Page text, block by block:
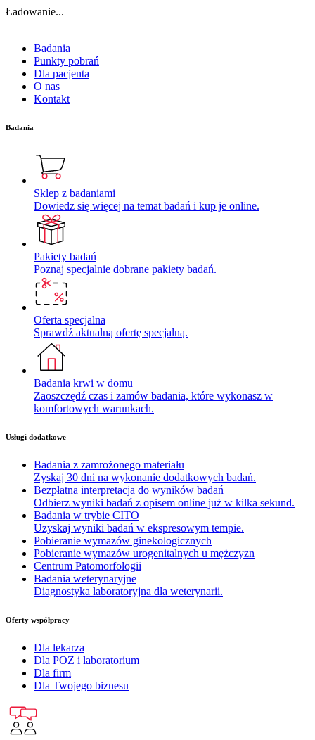
Ładowanie...
Badania
Punkty pobrań
Dla pacjenta
O nas
Kontakt
Badania
Sklep z badaniami
Dowiedz się więcej na temat badań i kup je online.
Pakiety badań
Poznaj specjalnie dobrane pakiety badań.
Oferta specjalna
Sprawdź aktualną ofertę specjalną.
Badania krwi w domu
Zaoszczędź czas i zamów badania, które wykonasz w
komfortowych warunkach.
Usługi dodatkowe
Badania z zamrożonego materiału
Zyskaj 30 dni na wykonanie dodatkowych badań.
Bezpłatna interpretacja do wyników badań
Odbierz wyniki badań z opisem online już w kilka sekund.
Badania w trybie CITO
Uzyskaj wyniki badań w ekspresowym tempie.
Pobieranie wymazów ginekologicznych
Pobieranie wymazów urogenitalnych u mężczyzn
Centrum Patomorfologii
Badania weterynaryjne
Diagnostyka laboratoryjna dla weterynarii.
Oferty współpracy
Dla lekarza
Dla POZ i laboratorium
Dla firm
Dla Twojego biznesu